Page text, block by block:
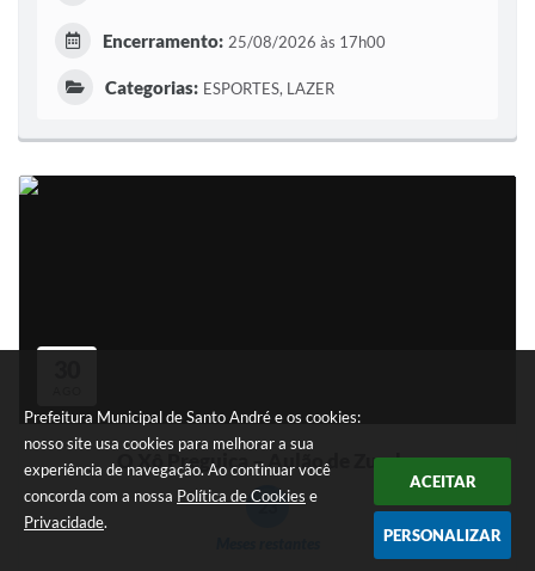
Prefeitura Municipal de Santo André e os cookies:
nosso site usa cookies para melhorar a sua
experiência de navegação. Ao continuar você
concorda com a nossa Política de Cookies e
Privacidade.
ACEITAR
PERSONALIZAR
Encerramento: 25/08/2026 às 17h00
Categorias: ESPORTES, LAZER
O Xô Preguiça – Aulão de Zumba
23